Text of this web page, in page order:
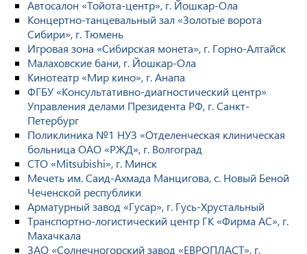
Автосалон «Тойота-центр», г. Йошкар-Ола
Концертно-танцевальный зал «Золотые ворота
Сибири», г. Тюмень
Игровая зона «Сибирская монета», г. Горно-Алтайск
Малаховские бани, г. Йошкар-Ола
Кинотеатр «Мир кино», г. Анапа
ФГБУ «Консультативно-диагностический центр»
Управления делами Президента РФ, г. Санкт-
Петербург
Поликлиника №1 НУЗ «Отделенческая клиническая
больница ОАО «РЖД», г. Волгоград
СТО «Mitsubishi», г. Минск
Мечеть им. Саид-Ахмада Манцигова, с. Новый Беной
Чеченской республики
Арматурный завод «Гусар», г. Гусь-Хрустальный
Транспортно-логистический центр ГК «Фирма АС», г.
Махачкала
ЗАО «Солнечногорский завод «ЕВРОПЛАСТ», г.